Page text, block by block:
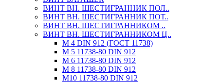
ВИНТ ВН. ШЕСТИГРАННИК ПОЛ..
ВИНТ ВН. ШЕСТИГРАННИК ПОТ..
ВИНТ ВН. ШЕСТИГРАННИКОМ ..
ВИНТ ВН. ШЕСТИГРАННИКОМ Ц..
М 4 DIN 912 (ГОСТ 11738)
М 5 11738-80 DIN 912
М 6 11738-80 DIN 912
М 8 11738-80 DIN 912
М10 11738-80 DIN 912